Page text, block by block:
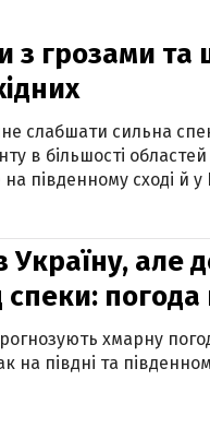
з грозами
слабшати сильна
в більшості
південному сході й у
але
спеки:
хмарну
на півдні та